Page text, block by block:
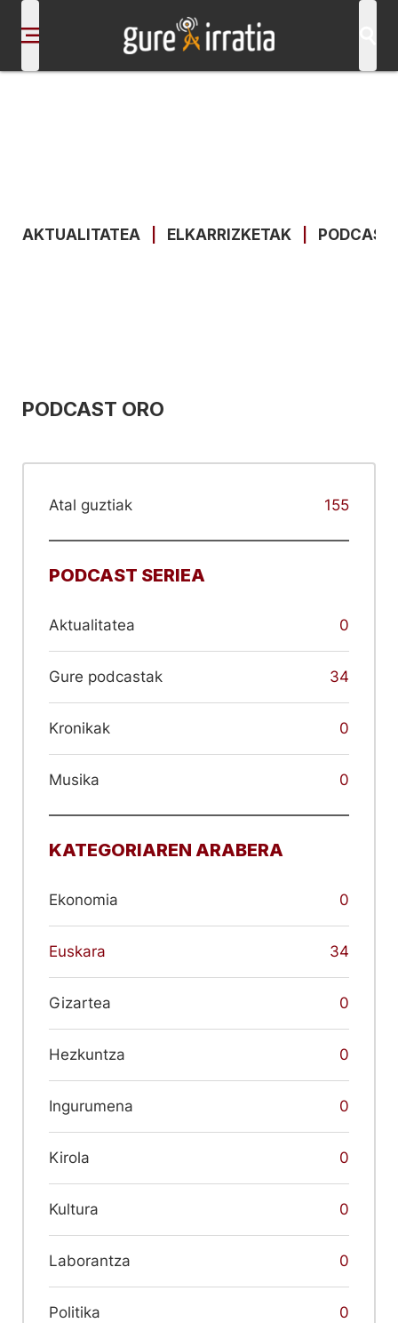
AKTUALITATEA ELKARRIZKETAK
PODCAST ORO
Atal guztiak 155
PODCAST SERIEA
Aktualitatea 0
Gure podcastak 34
Kronikak 0
Musika 0
KATEGORIAREN ARABERA
Ekonomia 0
Euskara 34
Gizartea 0
Hezkuntza 0
Ingurumena 0
Kirola 0
Kultura 0
Laborantza 0
Politika 0